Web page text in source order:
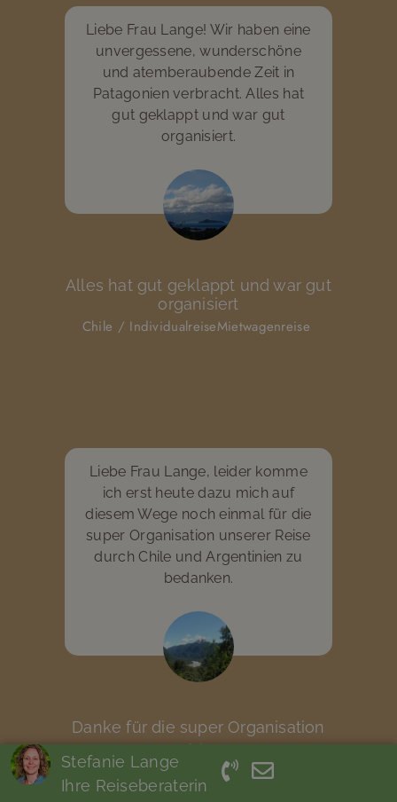
Liebe Frau Lange! Wir haben eine
unvergessene, wunderschöne
und atemberaubende Zeit in
Patagonien verbracht. Alles hat
gut geklappt und war gut
organisiert.
Alles hat gut geklappt und war gut
organisiert
Chile / IndividualreiseMietwagenreise
Liebe Frau Lange, leider komme
ich erst heute dazu mich auf
diesem Wege noch einmal für die
super Organisation unserer Reise
durch Chile und Argentinien zu
bedanken.
Danke für die super Organisation
ArgentinienChilePatagonien/
IndividualreiseMietwagenreise
Stefanie Lange
Ihre Reiseberaterin